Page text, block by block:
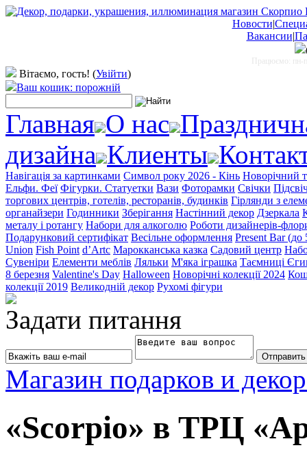
Новости|
Вакансии|
Працюємо: пн-
Вітаємо, гость! (Увійти)
Ваш кошик: порожній
Главная О нас
дизайна Клиенты
Навігація за картинками Символ року 2026 - Кінь Новорічний
Ельфи. Феї Фігурки. Статуетки Вази Фоторамки Свічки
торгових центрів, готелів, ресторанів, будинків Гірлянди з
органайзери Годинники Зберігання Настінний декор Дзеркала
металу і ротангу Набори для алкоголю Роботи дизайнерів-
Подарунковий сертифікат Весільне оформлення Present Bar (до
Union Fish Point d’Artc Марокканська казка Садовий центр
Сувеніри Елементи меблів Ляльки М'яка іграшка Таємниці
8 березня Valentine's Day Halloween Новорічні колекції 2024
колекції 2019 Великодній декор Рухомі фігури
Задати питання
Магазин подарков и
«Scorpio» в ТРЦ